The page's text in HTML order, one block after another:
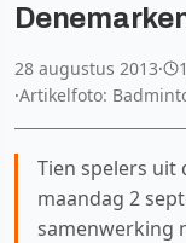
28 augustus 2013·
·Artikelfoto:
Tien spelers uit
maandag 2
samenwerking